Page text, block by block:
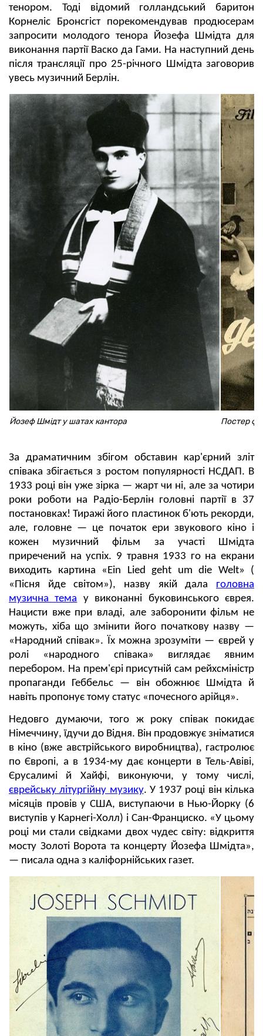
тенором. Тоді відомий голландський баритон
Корнеліс Бронсгіст порекомендував продюсерам
запросити молодого тенора Йозефа Шмідта для
виконання партії Васко да Гами. На наступний день
після трансляції про 25-річного Шмідта заговорив
увесь музичний Берлін.
Йозеф Шмідт у шатах кантора Постер
За драматичним збігом обставин кар'єрний зліт
співака збігається з ростом популярності НСДАП. В
1933 році він уже зірка — жарт чи ні, але за чотири
роки роботи на Радіо-Берлін головні партії в 37
постановках! Тиражі його пластинок б'ють рекорди,
але, головне — це початок ери звукового кіно і
кожен музичний фільм за участі Шмідта
приречений на успіх. 9 травня 1933 го на екрани
виходить картина «Ein Lied geht um die Welt» (
«Пісня йде світом»), назву якій дала головна
музична тема у виконанні буковинського єврея.
Нацисти вже при владі, але заборонити фільм не
можуть, хіба що змінити його початкову назву —
«Народний співак». Їх можна зрозуміти — єврей у
ролі «народного співака» виглядає явним
перебором. На прем'єрі присутній сам рейхсміністр
пропаганди Геббельс — він обожнює Шмідта й
навіть пропонує тому статус «почесного арійця».
Недовго думаючи, того ж року співак покидає
Німеччину, їдучи до Відня. Він продовжує зніматися
в кіно (вже австрійського виробництва), гастролює
по Європі, а в 1934-му дає концерти в Тель-Авіві,
Єрусалимі й Хайфі, виконуючи, у тому числі,
єврейську літургійну музику. У 1937 році він кілька
місяців провів у США, виступаючи в Нью-Йорку (6
виступів у Карнегі-Холл) і Сан-Франциско. «У цьому
році ми стали свідками двох чудес світу: відкриття
мосту Золоті Ворота та концерту Йозефа Шмідта»,
— писала одна з каліфорнійських газет.